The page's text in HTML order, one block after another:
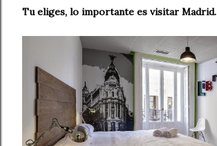
Tu eliges, lo importante es visitar Madrid.